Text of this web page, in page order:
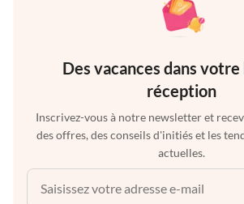
Des vacances dans
réception
Inscrivez-vous à notre newsletter et
des offres, des conseils d'initiés et les
actuelles.